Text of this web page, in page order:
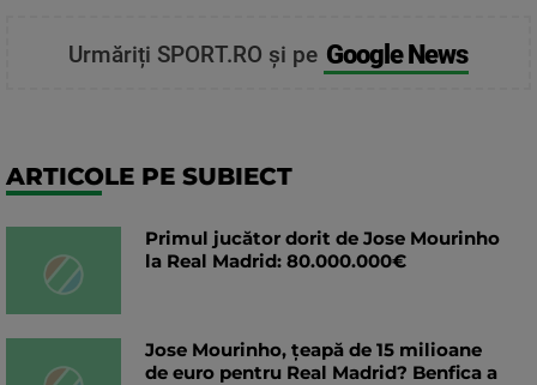
Urmăriți SPORT.RO și pe Google News
ARTICOLE PE SUBIECT
Primul jucător dorit de Jose Mourinho
la Real Madrid: 80.000.000€
Jose Mourinho, țeapă de 15 milioane
de euro pentru Real Madrid? Benfica a